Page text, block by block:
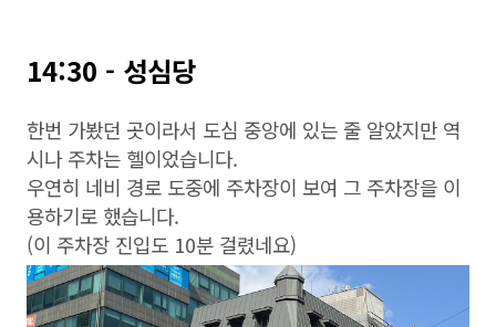
14:30 - 성심당
한번 가봤던 곳이라서 도심 중앙에 있는 줄 알았지만 역
시나 주차는 헬이었습니다.
우연히 네비 경로 도중에 주차장이 보여 그 주차장을 이
용하기로 했습니다.
(이 주차장 진입도 10분 걸렸네요)